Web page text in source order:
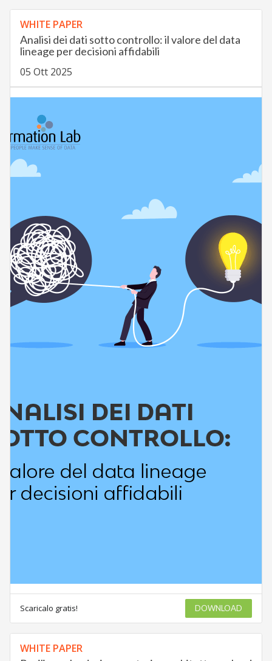
WHITE PAPER
Analisi dei dati sotto controllo: il valore del data
lineage per decisioni affidabili
05 Ott 2025
Scaricalo gratis! DOWNLOAD
WHITE PAPER